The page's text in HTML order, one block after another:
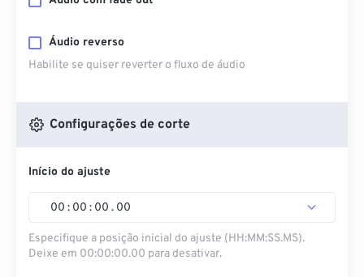
Áudio reverso
Habilite se quiser reverter o fluxo de áudio
Configurações de corte
Início do ajuste
00 : 00 : 00 . 00
Especifique a posição inicial do ajuste (HH:MM:SS.MS).
Deixe em 00:00:00.00 para desativar.